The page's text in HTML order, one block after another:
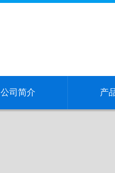
公司简介 产